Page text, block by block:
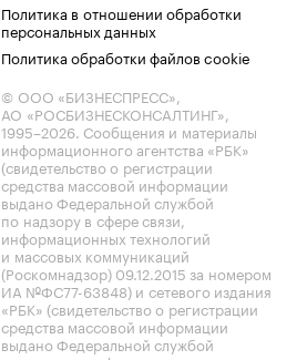
Политика в отношении обработки
персональных данных
Политика обработки файлов cookie
© ООО «БИЗНЕСПРЕСС»,
АО «РОСБИЗНЕСКОНСАЛТИНГ»,
1995–2026. Сообщения и материалы
информационного агентства «РБК»
(свидетельство о регистрации
средства массовой информации
выдано Федеральной службой
по надзору в сфере связи,
информационных технологий
и массовых коммуникаций
(Роскомнадзор) 09.12.2015 за номером
ИА №ФС77-63848) и сетевого издания
«РБК» (свидетельство о регистрации
средства массовой информации
выдано Федеральной службой